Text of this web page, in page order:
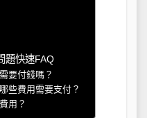
題快速FAQ
要付錢嗎？
些費用需要支付？
用？